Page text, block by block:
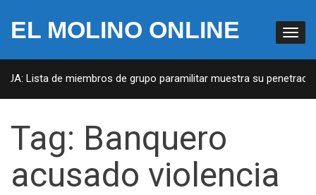
EL MOLINO ONLINE
Lista de miembros de grupo paramilitar muestra su
Tag: Banquero
acusado violencia